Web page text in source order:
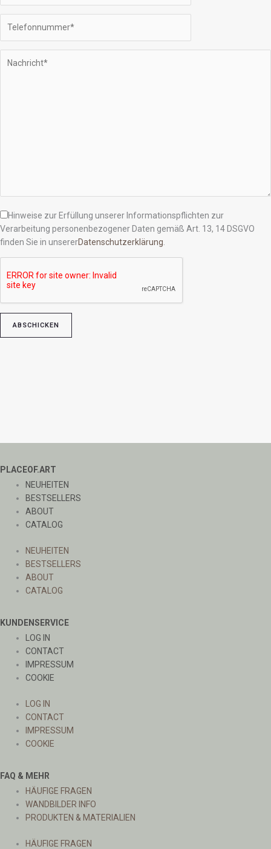
Hinweise zur Erfüllung unserer Informationspflichten zur
Verarbeitung personenbezogener Daten gemäß Art. 13, 14 DSGVO
finden Sie in unsererDatenschutzerklärung
Bitte lasse dieses Feld leer.
PLACEOF.ART
NEUHEITEN
BESTSELLERS
ABOUT
CATALOG
NEUHEITEN
BESTSELLERS
ABOUT
CATALOG
KUNDENSERVICE
LOG IN
CONTACT
IMPRESSUM
COOKIE
LOG IN
CONTACT
IMPRESSUM
COOKIE
FAQ & MEHR
HÄUFIGE FRAGEN
WANDBILDER INFO
PRODUKTEN & MATERIALIEN
HÄUFIGE FRAGEN